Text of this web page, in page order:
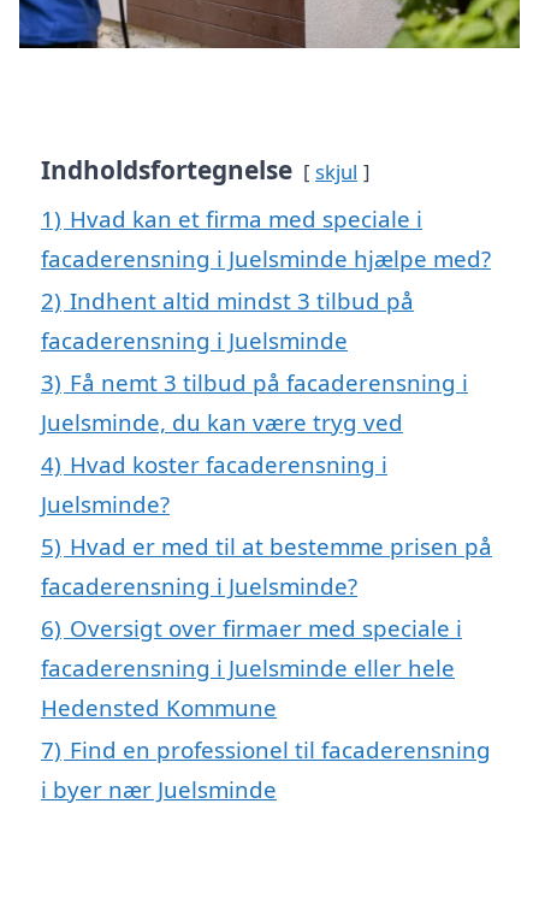
Indholdsfortegnelse skjul
1) Hvad kan et firma med speciale i
facaderensning i Juelsminde hjælpe med?
2) Indhent altid mindst 3 tilbud på
facaderensning i Juelsminde
3) Få nemt 3 tilbud på facaderensning i
Juelsminde, du kan være tryg ved
4) Hvad koster facaderensning i
Juelsminde?
5) Hvad er med til at bestemme prisen på
facaderensning i Juelsminde?
6) Oversigt over firmaer med speciale i
facaderensning i Juelsminde eller hele
Hedensted Kommune
7) Find en professionel til facaderensning
i byer nær Juelsminde